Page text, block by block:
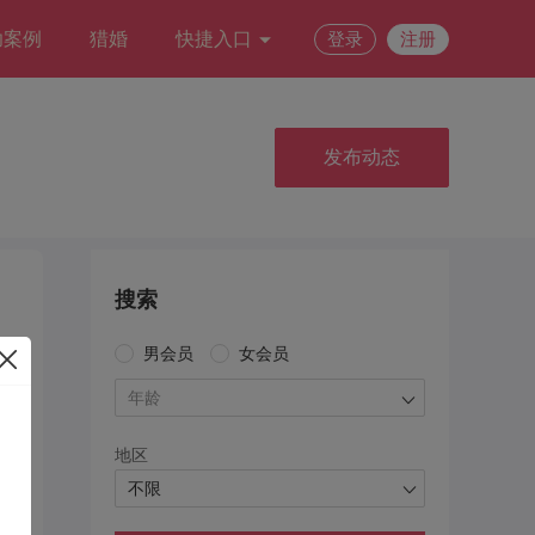
例 猎婚 快捷入口 登录 注册
发布动态
搜索
男会员 女会员
年龄
地区
不限